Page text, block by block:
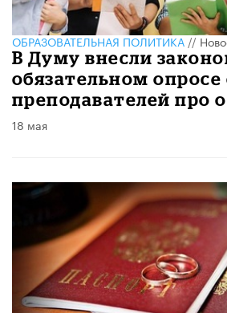
ОБРАЗОВАТЕЛЬНАЯ ПОЛИТИКА//
В Думу внесли
обязательном опросе
преподавателей про
18 мая